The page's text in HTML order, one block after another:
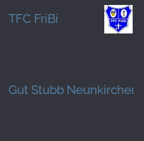
TFC FriBi
Gut Stubb Neunkirchen